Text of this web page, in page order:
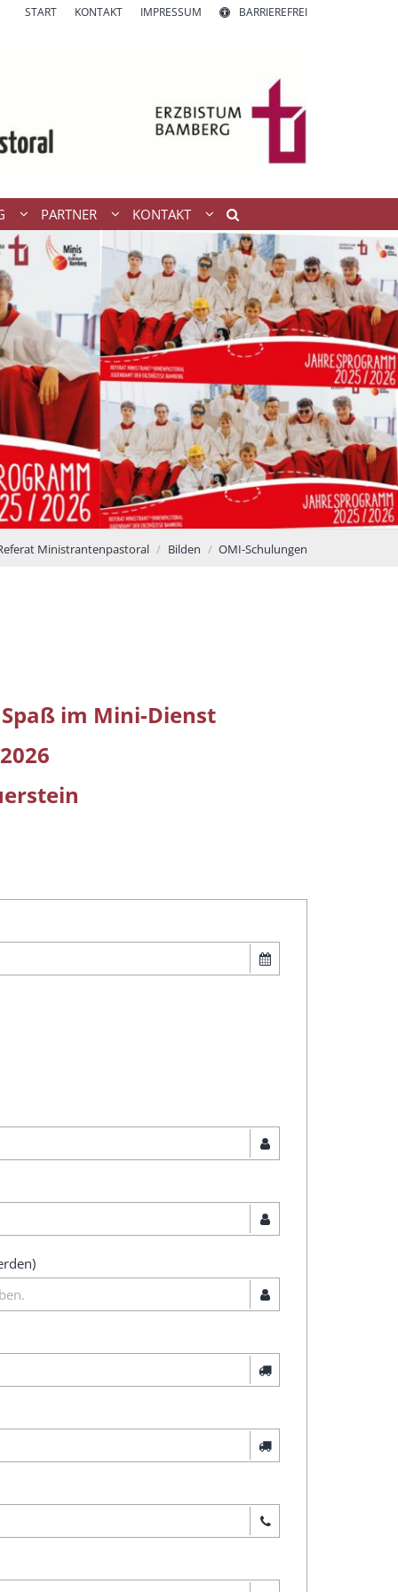
START KONTAKT IMPRESSUM BARRIEREFREI
PARTNER KONTAKT
Ministrantenpastoral Bilden OMI-Schulungen
im Mini-Dienst